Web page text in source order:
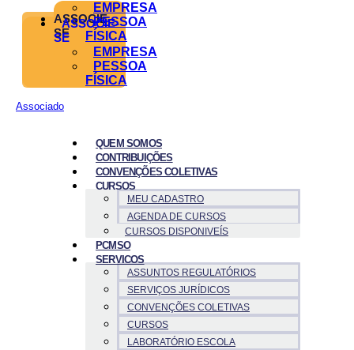
ASSOCIE-
SE
EMPRESA
PESSOA
FÍSICA
ASSOCIE-
SE
EMPRESA
PESSOA
FÍSICA
Associado
QUEM SOMOS
CONTRIBUIÇÕES
CONVENÇÕES COLETIVAS
CURSOS
MEU CADASTRO
AGENDA DE CURSOS
CURSOS DISPONIVEÍS
PCMSO
SERVICOS
ASSUNTOS REGULATÓRIOS
SERVIÇOS JURÍDICOS
CONVENÇÕES COLETIVAS
CURSOS
LABORATÓRIO ESCOLA